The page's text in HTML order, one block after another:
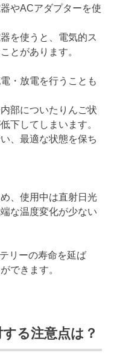
やACアダプターを使
を使うと、電気的ス
とがあります。
・放電を行うことも
部についたりんご状
下してしまいます。
、最適な状態を保ち
、使用中は直射日光
な温度変化が少ない
リーの寿命を延ば
できます。
る注意点は？